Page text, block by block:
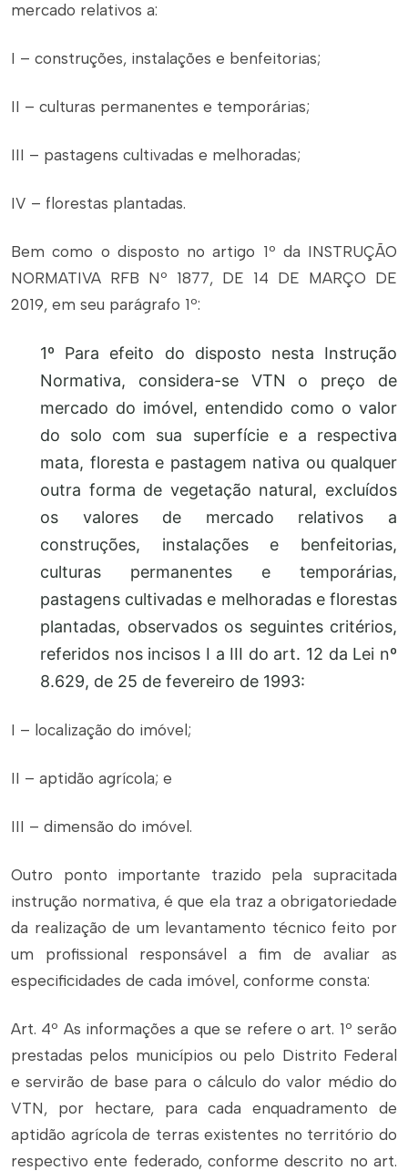
mercado relativos a:
I – construções, instalações e benfeitorias;
II – culturas permanentes e temporárias;
III – pastagens cultivadas e melhoradas;
IV – florestas plantadas.
Bem como o disposto no artigo 1º da INSTRUÇÃO
NORMATIVA RFB Nº 1877, DE 14 DE MARÇO DE
2019, em seu parágrafo 1º:
1º Para efeito do disposto nesta Instrução
Normativa, considera-se VTN o preço de
mercado do imóvel, entendido como o valor
do solo com sua superfície e a respectiva
mata, floresta e pastagem nativa ou qualquer
outra forma de vegetação natural, excluídos
os valores de mercado relativos a
construções, instalações e benfeitorias,
culturas permanentes e temporárias,
pastagens cultivadas e melhoradas e florestas
plantadas, observados os seguintes critérios,
referidos nos incisos I a III do art. 12 da Lei nº
8.629, de 25 de fevereiro de 1993:
I – localização do imóvel;
II – aptidão agrícola; e
III – dimensão do imóvel.
Outro ponto importante trazido pela supracitada
instrução normativa, é que ela traz a obrigatoriedade
da realização de um levantamento técnico feito por
um profissional responsável a fim de avaliar as
especificidades de cada imóvel, conforme consta:
Art. 4º As informações a que se refere o art. 1º serão
prestadas pelos municípios ou pelo Distrito Federal
e servirão de base para o cálculo do valor médio do
VTN, por hectare, para cada enquadramento de
aptidão agrícola de terras existentes no território do
respectivo ente federado, conforme descrito no art.